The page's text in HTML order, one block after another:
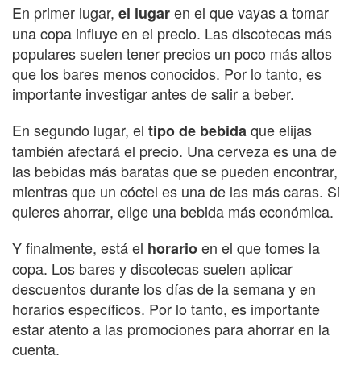
En primer lugar, el lugaren el que vayas a tomar
una copa influye en el precio. Las discotecas más
populares suelen tener precios un poco más altos
que los bares menos conocidos. Por lo tanto, es
importante investigar antes de salir a beber.
En segundo lugar, el tipo de bebidaque elijas
también afectará el precio. Una cerveza es una de
las bebidas más baratas que se pueden encontrar,
mientras que un cóctel es una de las más caras. Si
quieres ahorrar, elige una bebida más económica.
Y finalmente, está el horarioen el que tomes la
copa. Los bares y discotecas suelen aplicar
descuentos durante los días de la semana y en
horarios específicos. Por lo tanto, es importante
estar atento a las promociones para ahorrar en la
cuenta.